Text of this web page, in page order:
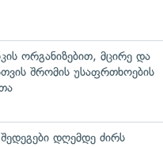
ორგანიზებით, მცირე და
შრომის უსაფრთხოების
დღემდე ძირს